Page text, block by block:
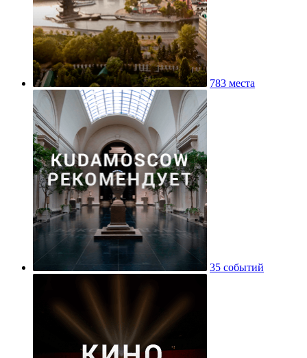
783 места
35 событий